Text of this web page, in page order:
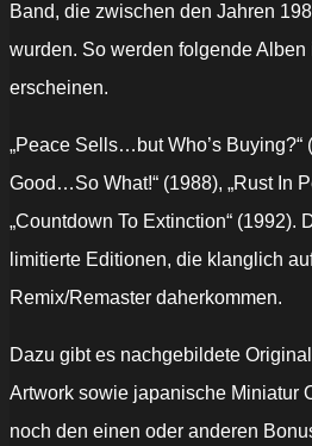
Band, die zwischen den Jahren
wurden. So werden folgende
erscheinen.
„Peace Sells…but Who’s Buying?“
Good…So What!“ (1988), „Rust In
„Countdown To Extinction“ (1992).
limitierte Editionen, die klanglich
Remix/Remaster daherkommen.
Dazu gibt es nachgebildete
Artwork sowie japanische Miniatur
noch den einen oder anderen